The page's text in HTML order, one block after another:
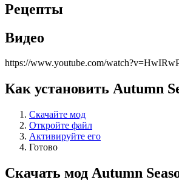
Рецепты
Видео
https://www.youtube.com/
Как установить Autumn
Скачайте мод
Откройте файл
Активируйте его
Готово
Скачать мод Autumn